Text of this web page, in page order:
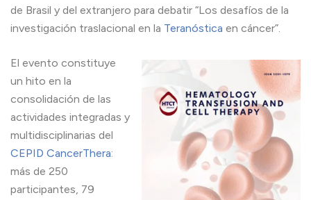
de Brasil y del extranjero para debatir “Los desafíos de la
investigación traslacional en la Teranóstica en cáncer”.
El evento constituye
un hito en la
consolidación de las
actividades integradas y
multidisciplinarias del
CEPID CancerThera:
más de 250
participantes, 79